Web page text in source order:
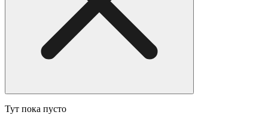
Тут пока пусто